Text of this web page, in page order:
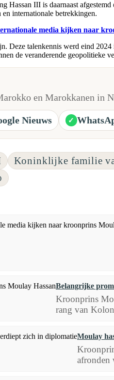
Hassan III is daarnaast
en internationale betrekkingen.
media kijken naar
Deze talenkennis werd eind
de veranderende geopolitieke
en Marokkanen in
Nieuws ✓
Koninklijke familie
Belangrijke
Kroonprins
rang van
Moulay
afronden